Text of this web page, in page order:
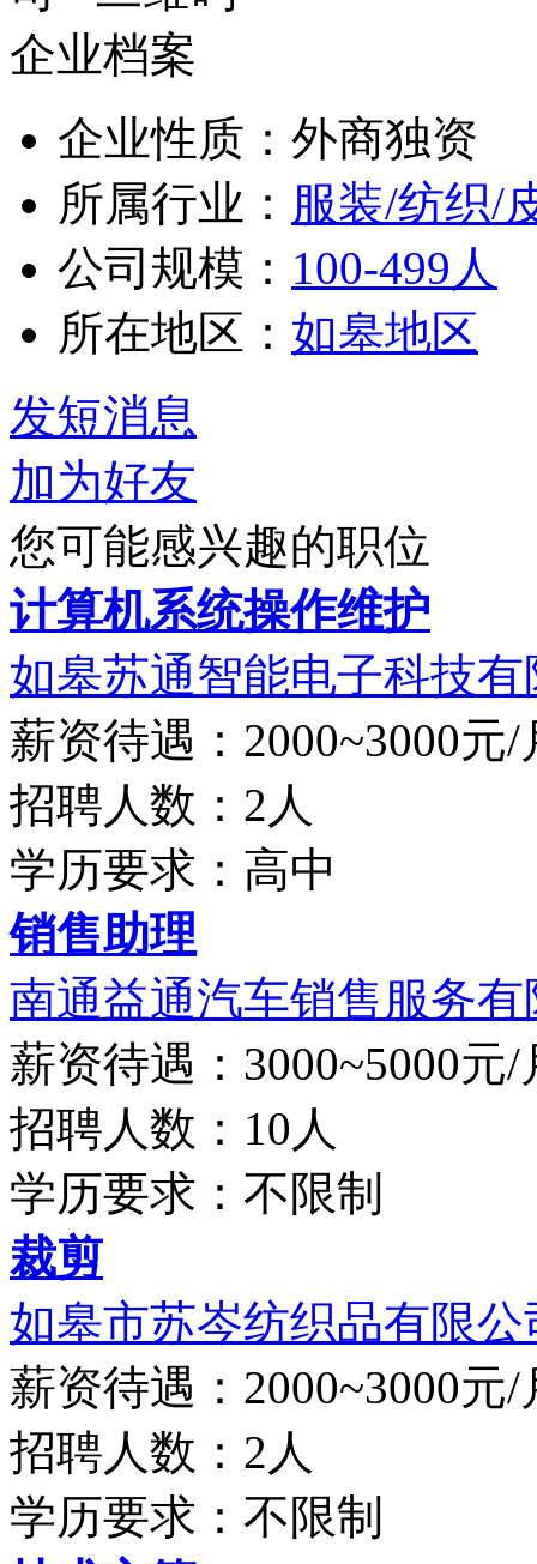
企业档案
企业性质：外商独资
所属行业： 服装/纺织/
公司规模： 100-499人
所在地区： 如皋地区
发短消息
加为好友
您可能感兴趣的职位
计算机系统操作维护
如皋苏通智能电子科技有
薪资待遇：2000~3000元/
招聘人数：2人
学历要求：高中
销售助理
南通益通汽车销售服务有
薪资待遇：3000~5000元/
招聘人数：10人
学历要求：不限制
裁剪
如皋市苏岑纺织品有限公
薪资待遇：2000~3000元/
招聘人数：2人
学历要求：不限制